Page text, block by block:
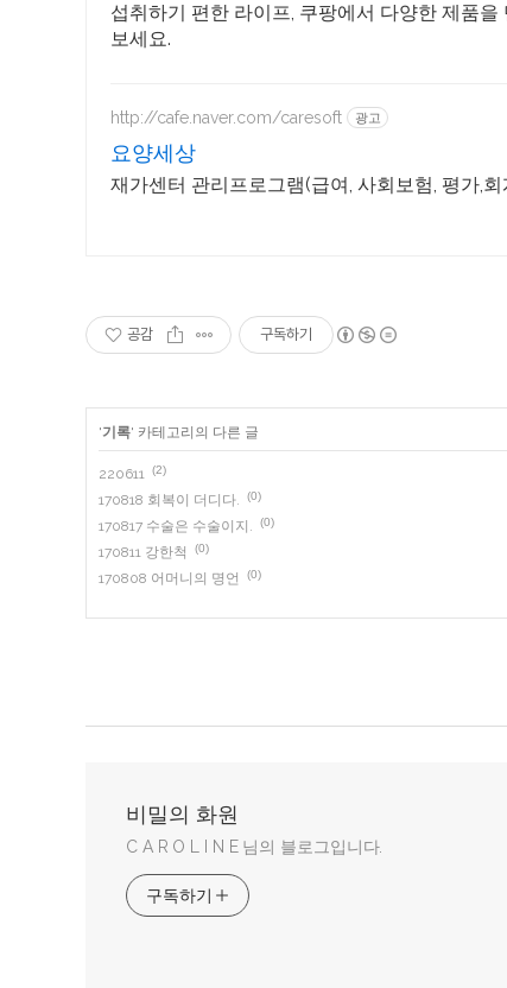
섭취하기 편한 라이프, 쿠팡에서 다양한 제품
보세요.
http://cafe.naver.com/caresoft 광고
요양세상
재가센터 관리프로그램(급여, 사회보험, 평가,
공감 구독하기
'기록' 카테고리의 다른 글
220611 (2)
170818 회복이 더디다. (0)
170817 수술은 수술이지. (0)
170811 강한척 (0)
170808 어머니의 명언 (0)
비밀의 화원
C A R O L I N E 님의 블로그입니다.
구독하기